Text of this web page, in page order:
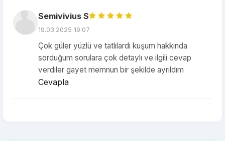
Semivivius S
19.03.2025 19:07
Çok güler yüzlü ve tatlılardi kuşum hakkında
sorduğum sorulara çok detaylı ve ilgili cevap
verdiler gayet memnun bir şekilde ayrıldım
Cevapla